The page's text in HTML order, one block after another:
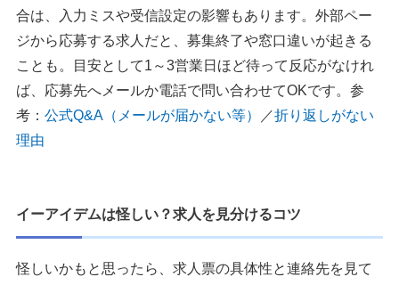
合は、入力ミスや受信設定の影響もあります。外部ペー
ジから応募する求人だと、募集終了や窓口違いが起きる
ことも。目安として1～3営業日ほど待って反応がなけれ
ば、応募先へメールか電話で問い合わせてOKです。参
考： 公式Q&A（メールが届かない等） ／折り返しがない
理由
イーアイデムは怪しい？求人を見分けるコツ
怪しいかもと思ったら、求人票の具体性と連絡先を見て